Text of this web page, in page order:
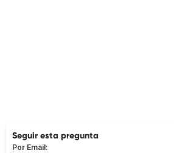
Seguir esta pregunta
Por Email: